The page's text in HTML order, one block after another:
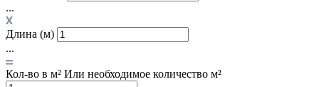
...
Длина (м)
...
Кол-во в м² Или необходимое количество м²